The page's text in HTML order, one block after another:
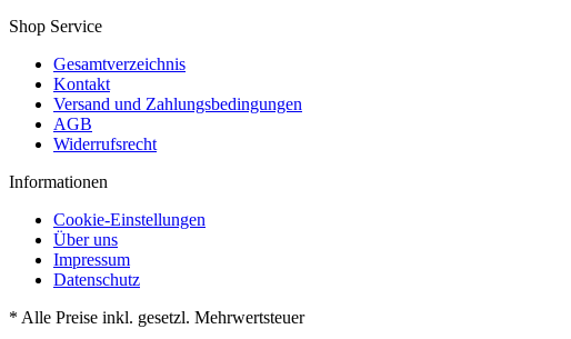
Shop Service
Gesamtverzeichnis
Kontakt
Versand und Zahlungsbedingungen
AGB
Widerrufsrecht
Informationen
Cookie-Einstellungen
Über uns
Impressum
Datenschutz
* Alle Preise inkl. gesetzl. Mehrwertsteuer